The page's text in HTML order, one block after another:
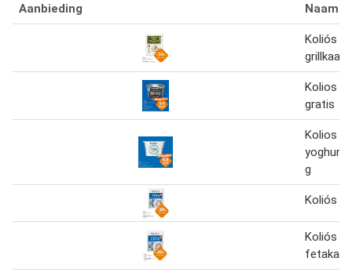
Aanbieding Naam
Koliós
grillkaas
Kolios
gratis
Kolios
yoghurt
g
Koliós
Koliós
fetakaas